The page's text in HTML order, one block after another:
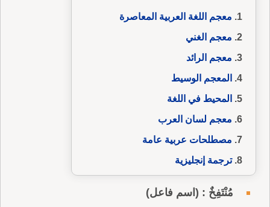
معجم اللغة العربية المعاصرة
معجم الغني
معجم الرائد
المعجم الوسيط
المحيط في اللغة
معجم لسان العرب
مصطلحات عربية عامة
ترجمة إنجليزية
مُنْتَفِخٌ : (اسم فاعل)